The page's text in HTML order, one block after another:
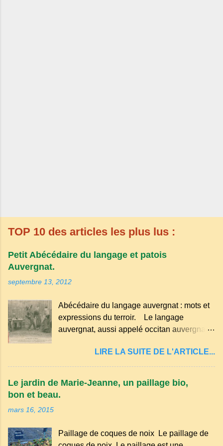
TOP 10 des articles les plus lus :
Petit Abécédaire du langage et patois
Auvergnat.
septembre 13, 2012
Abécédaire du langage auvergnat : mots et
expressions du terroir. Le langage
auvergnat, aussi appelé occitan auvergnat ,
principalement en Auvergne et dans
certaines parties du Massif central . Il
appartient à la famille des langues romanes
et est classé parmi les dialectes du nord-
Par exemple, on trouve des mots typiques
LIRE LA SUITE DE L'ARTICLE...
Le jardin de Marie-Jeanne, un paillage bio,
bon et beau.
mars 16, 2015
Paillage de coques de noix Le paillage de